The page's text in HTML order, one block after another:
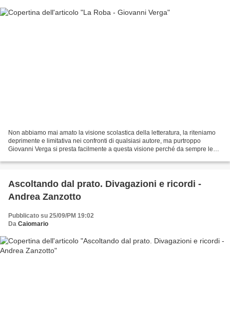
Non abbiamo mai amato la visione scolastica della letteratura, la riteniamo
deprimente e limitativa nei confronti di qualsiasi autore, ma purtroppo
Giovanni Verga si presta facilmente a questa visione perché da sempre le
Ascoltando dal prato. Divagazioni e ricordi -
Andrea Zanzotto
Pubblicato su 25/09/PM 19:02
Da Caiomario